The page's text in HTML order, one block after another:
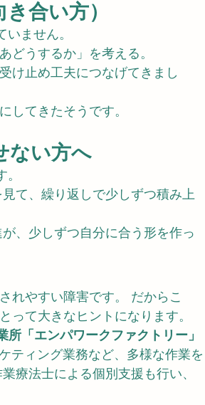
合い方）
いません。
どうするか」を考える。
け止め工夫につなげてきまし
してきたそうです。
ない方へ
て、繰り返しで少しずつ積み上
、少しずつ自分に合う形を作っ
れやすい障害です。 だからこ
って大きなヒントになります。
所「エンパワークファクトリー」
ティング業務など、多様な作業を
療法士による個別支援も行い、